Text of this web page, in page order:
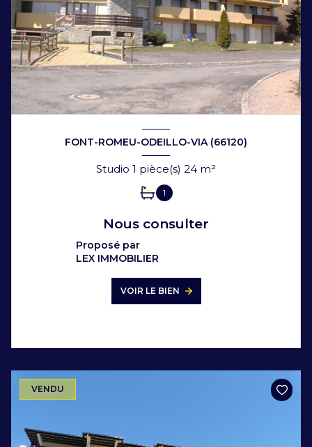
FONT-ROMEU-ODEILLO-VIA (66120)
Studio 1 pièce(s) 24 m²
1
Nous consulter
Proposé par
LEX IMMOBILIER
VOIR LE BIEN
VENDU